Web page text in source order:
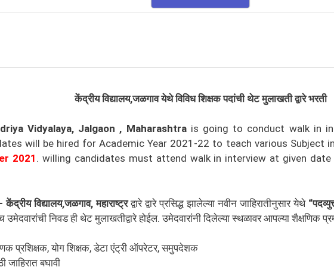
केंद्रीय विद्यालय,जळगावयेथे विविध शिक्षक पदांची थेट मुलाखती द्वारे भरती
Vidyalaya, Jalgaon , Maharashtrais going to conduct walk in
will be hired for Academic Year 2021-22 to teach various Subject
2021 . willing candidates must attend walk in interview at given
विद्यालय,जळगाव, महाराष्ट्रद्वारे द्वारे प्रसिद्ध झालेल्या नवीन जाहिरातीनुसार येथे “
निवड ही थेट मुलाखतीद्वारे होईल. उमेदवारांनी दिलेल्या स्थळावर आपल्या शैक्षणिक
प्रशिक्षक, योग शिक्षक, डेटा एंट्री ऑपरेटर, समुपदेशक
जाहिरात बघावी